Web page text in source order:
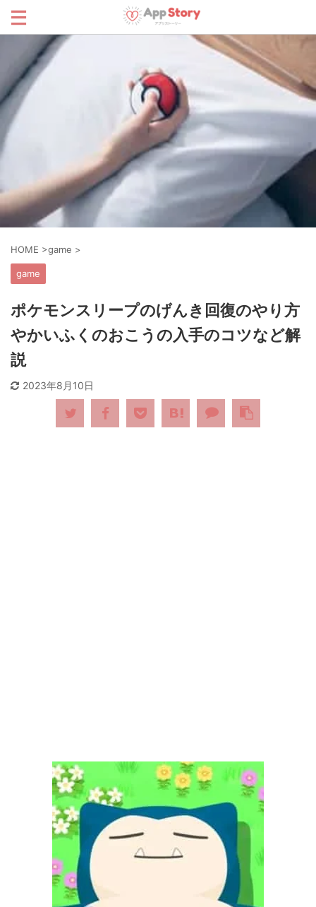
HOME >game >
game
ポケモンスリープのげんき回復のやり方
やかいふくのおこうの入手のコツなど解
説
2023年8月10日